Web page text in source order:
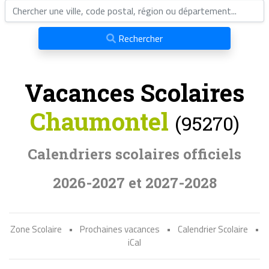
Rechercher
Vacances Scolaires
Chaumontel (95270)
Calendriers scolaires officiels
2026-2027 et 2027-2028
Zone Scolaire • Prochaines vacances • Calendrier Scolaire
•
iCal